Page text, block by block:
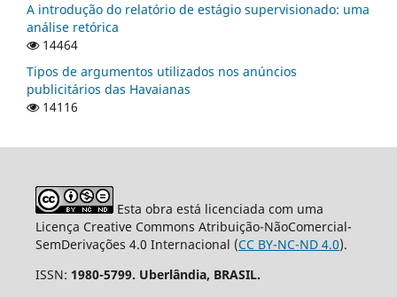
A introdução do relatório de estágio supervisionado: uma
análise retórica
14464
Tipos de argumentos utilizados nos anúncios
publicitários das Havaianas
14116
Esta obra está licenciada com uma
Licença Creative Commons Atribuição-NãoComercial-
SemDerivações 4.0 Internacional (CC BY-NC-ND 4.0).
ISSN: 1980-5799. Uberlândia, BRASIL.